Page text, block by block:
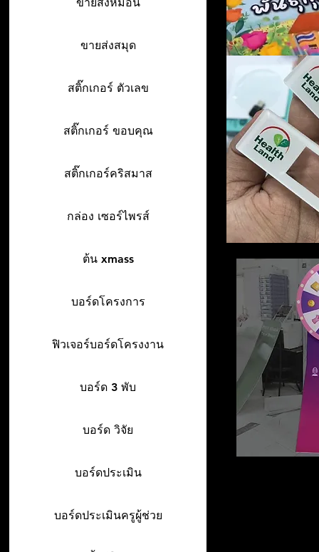
ขายส่งสมุด
สติ๊กเกอร์ ตัวเลข
สติ๊กเกอร์ ขอบคุณ
สติ๊กเกอร์คริสมาส
กล่อง เซอร์ไพรส์
ต้น xmass
บอร์ดโครงการ
ฟิวเจอร์บอร์ดโครงงาน
บอร์ด 3 พับ
บอร์ด วิจัย
บอร์ดประเมิน
บอร์ดประเมินครูผู้ช่วย